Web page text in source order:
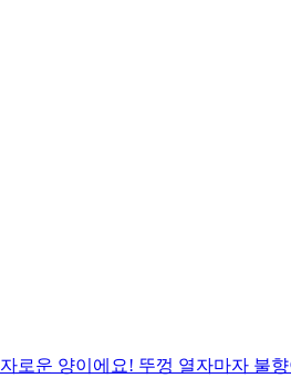
운 양이에요! 뚜껑 열자마자 불향